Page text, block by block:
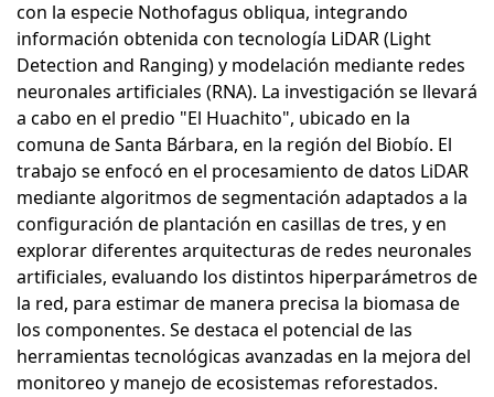
con la especie Nothofagus obliqua, integrando
información obtenida con tecnología LiDAR (Light
Detection and Ranging) y modelación mediante redes
neuronales artificiales (RNA). La investigación se llevará
a cabo en el predio "El Huachito", ubicado en la
comuna de Santa Bárbara, en la región del Biobío. El
trabajo se enfocó en el procesamiento de datos LiDAR
mediante algoritmos de segmentación adaptados a la
configuración de plantación en casillas de tres, y en
explorar diferentes arquitecturas de redes neuronales
artificiales, evaluando los distintos hiperparámetros de
la red, para estimar de manera precisa la biomasa de
los componentes. Se destaca el potencial de las
herramientas tecnológicas avanzadas en la mejora del
monitoreo y manejo de ecosistemas reforestados.